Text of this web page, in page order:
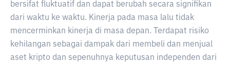
bersifat fluktuatif dan dapat berubah secara signifikan
dari waktu ke waktu. Kinerja pada masa lalu tidak
mencerminkan kinerja di masa depan. Terdapat risiko
kehilangan sebagai dampak dari membeli dan menjual
aset kripto dan sepenuhnya keputusan independen dari